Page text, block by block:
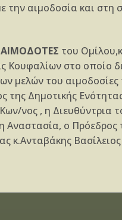
την αιμοδοσία και
του
Κουφαλίων στο οποίο
μελών του
της Δημοτικής
νος , η Διευθύντρια
Αναστασία, ο Πρόεδρος
κ.Ανταβάκης